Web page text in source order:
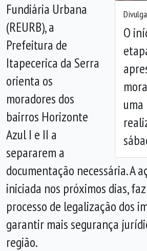
O
Fundiária Urbana
(REURB), a
Prefeitura de
Itapecerica da Serra
orienta os
moradores dos
bairros Horizonte
Azul I e II a
separarem a
documentação necessária. A
iniciada nos próximos dias,
processo de legalização dos
garantir mais segurança
região.